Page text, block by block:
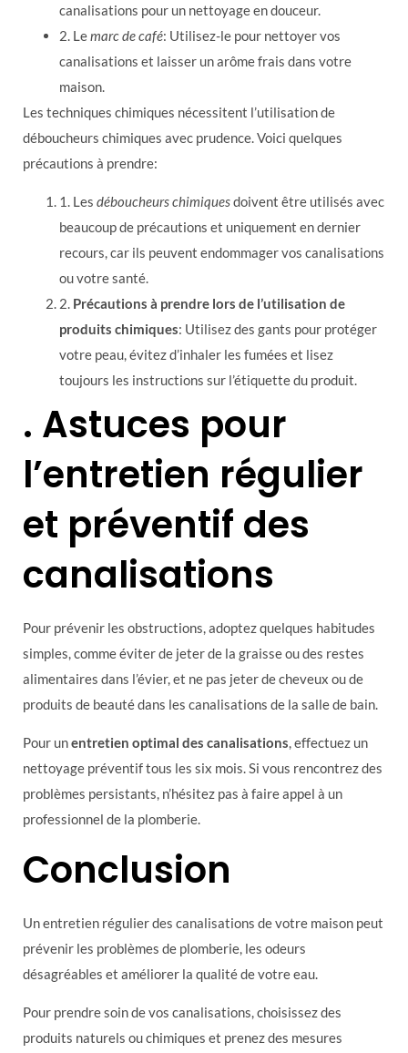
canalisations pour un nettoyage en douceur.
2. Lemarc de café: Utilisez-le pour nettoyer vos
canalisations et laisser un arôme frais dans votre
maison.
Les techniques chimiques nécessitent l’utilisation de
déboucheurs chimiques avec prudence. Voici quelques
précautions à prendre:
1. Les déboucheurs chimiquesdoivent être utilisés avec
beaucoup de précautions et uniquement en dernier
recours, car ils peuvent endommager vos canalisations
ou votre santé.
2. Précautions à prendre lors de l’utilisation de
produits chimiques: Utilisez des gants pour protéger
votre peau, évitez d’inhaler les fumées et lisez
toujours les instructions sur l’étiquette du produit.
. Astuces pour
l’entretien régulier
et préventif des
canalisations
Pour prévenir les obstructions, adoptez quelques habitudes
simples, comme éviter de jeter de la graisse ou des restes
alimentaires dans l’évier, et ne pas jeter de cheveux ou de
produits de beauté dans les canalisations de la salle de bain.
Pour unentretien optimal des canalisations, effectuez un
nettoyage préventif tous les six mois. Si vous rencontrez des
problèmes persistants, n’hésitez pas à faire appel à un
professionnel de la plomberie.
Conclusion
Un entretien régulier des canalisations de votre maison peut
prévenir les problèmes de plomberie, les odeurs
désagréables et améliorer la qualité de votre eau.
Pour prendre soin de vos canalisations, choisissez des
produits naturels ou chimiques et prenez des mesures